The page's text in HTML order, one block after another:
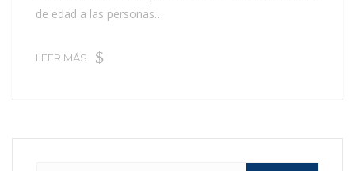
de edad a las personas…
LEER MÁS